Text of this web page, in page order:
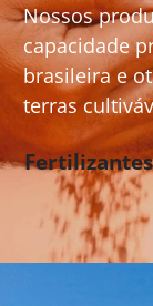
Nossos
capacidade
brasileira e
terras
Fertilizantes